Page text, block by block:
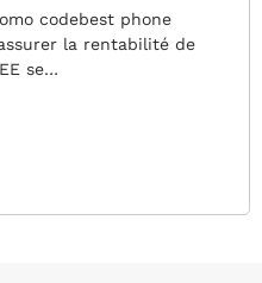
codebest phone
la rentabilité de
se…